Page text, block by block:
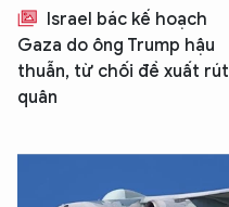
Israel bác kế hoạch
Gaza do ông Trump hậu
thuẫn, từ chối đề xuất rút
quân